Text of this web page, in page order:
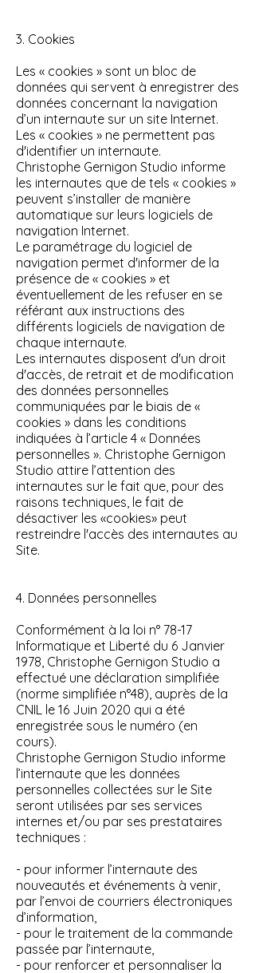
3. Cookies
Les « cookies » sont un bloc de
données qui servent à enregistrer des
données concernant la navigation
d’un internaute sur un site Internet.
Les « cookies » ne permettent pas
d'identifier un internaute.
Christophe Gernigon Studio informe
les internautes que de tels « cookies »
peuvent s’installer de manière
automatique sur leurs logiciels de
navigation Internet.
Le paramétrage du logiciel de
navigation permet d'informer de la
présence de « cookies » et
éventuellement de les refuser en se
référant aux instructions des
différents logiciels de navigation de
chaque internaute.
Les internautes disposent d'un droit
d'accès, de retrait et de modification
des données personnelles
communiquées par le biais de «
cookies » dans les conditions
indiquées à l’article 4 « Données
personnelles ». Christophe Gernigon
Studio attire l’attention des
internautes sur le fait que, pour des
raisons techniques, le fait de
désactiver les «cookies» peut
restreindre l'accès des internautes au
Site.
4. Données personnelles
Conformément à la loi n° 78-17
Informatique et Liberté du 6 Janvier
1978, Christophe Gernigon Studio a
effectué une déclaration simplifiée
(norme simplifiée n°48), auprès de la
CNIL le 16 Juin 2020 qui a été
enregistrée sous le numéro (en
cours).
Christophe Gernigon Studio informe
l’internaute que les données
personnelles collectées sur le Site
seront utilisées par ses services
internes et/ou par ses prestataires
techniques :
- pour informer l’internaute des
nouveautés et événements à venir,
par l’envoi de courriers électroniques
d’information,
- pour le traitement de la commande
passée par l’internaute,
- pour renforcer et personnaliser la